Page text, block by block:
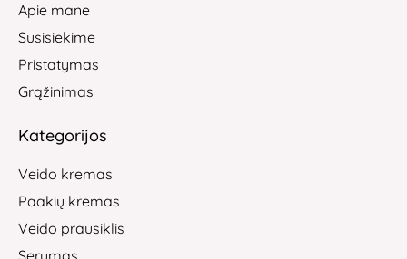
Apie mane
Susisiekime
Pristatymas
Grąžinimas
Kategorijos
Veido kremas
Paakių kremas
Veido prausiklis